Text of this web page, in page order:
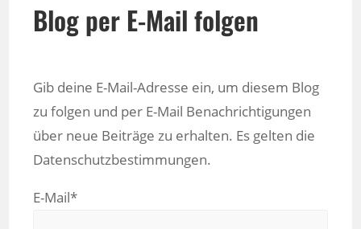
Blog per E-Mail folgen
Gib deine E-Mail-Adresse ein, um diesem Blog
zu folgen und per E-Mail Benachrichtigungen
über neue Beiträge zu erhalten. Es gelten die
Datenschutzbestimmungen.
E-Mail*